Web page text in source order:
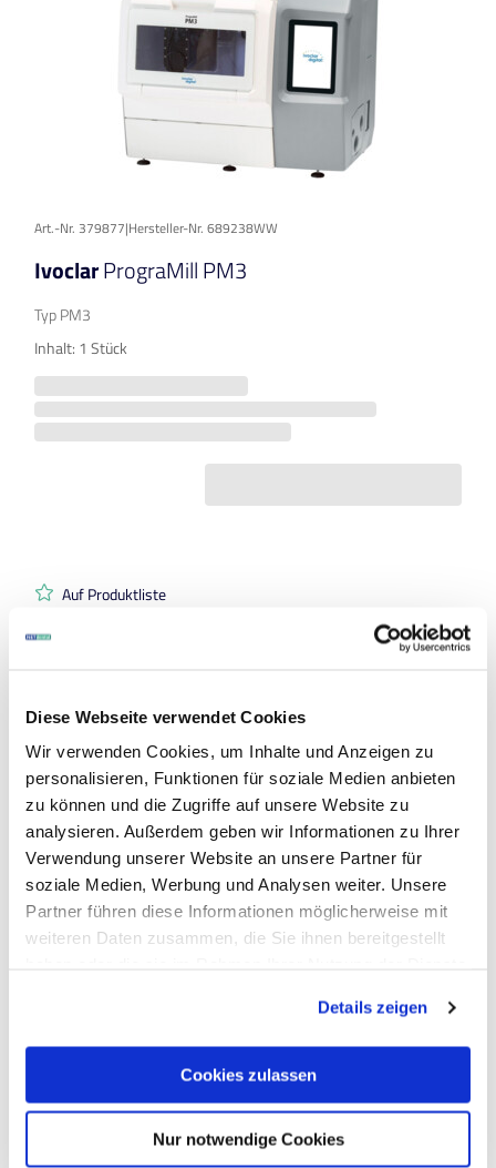
Diese Webseite verwendet Cookies
Wir verwenden Cookies, um Inhalte und Anzeigen zu
personalisieren, Funktionen für soziale Medien anbieten
zu können und die Zugriffe auf unsere Website zu
analysieren. Außerdem geben wir Informationen zu Ihrer
Verwendung unserer Website an unsere Partner für
soziale Medien, Werbung und Analysen weiter. Unsere
Partner führen diese Informationen möglicherweise mit
weiteren Daten zusammen, die Sie ihnen bereitgestellt
Details zeigen
Cookies zulassen
Nur notwendige Cookies
Art.-Nr. 379877|Hersteller-Nr. 689238WW
IvoclarPrograMill PM3
Typ PM3
Inhalt: 1 Stück
Auf Produktliste
Art.-Nr. 380291|Hersteller-Nr. FE004228